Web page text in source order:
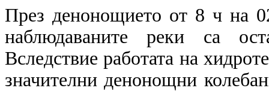
През денонощието от 8 ч на
наблюдаваните реки са
Вследствие работата на
значителни денонощни